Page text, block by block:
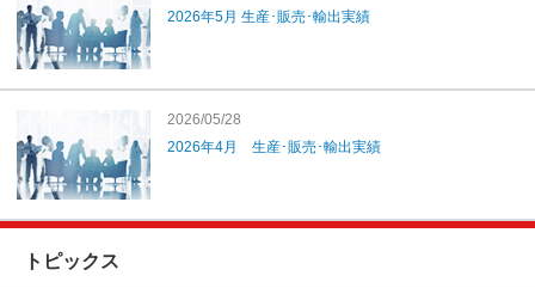
2026年5月 生産･販売･輸出実績
2026/05/28
2026年4月 生産･販売･輸出実績
トピックス